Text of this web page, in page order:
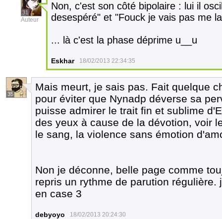
31
Auteur
Non, c'est son côté bipolaire : lui il
desespéré" et "Fouck je vais pas me
... là c'est la phase déprime u__u
Eskhar 18/02/2013 22:34:35
35
Mais meurt, je sais pas. Fait quelque
pour éviter que Nynadp déverse sa
puisse admirer le trait fin et sublime
des yeux à cause de la dévotion, voir
le sang, la violence sans émotion
Non je déconne, belle page comme
repris un rythme de parution
en case 3
debyoyo 18/02/2013 20:24:30